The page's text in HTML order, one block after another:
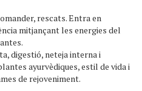
rescats. Entra en
mitjançant les energies del
digestió, neteja interna i
ayurvèdiques, estil de vida i
de rejoveniment.